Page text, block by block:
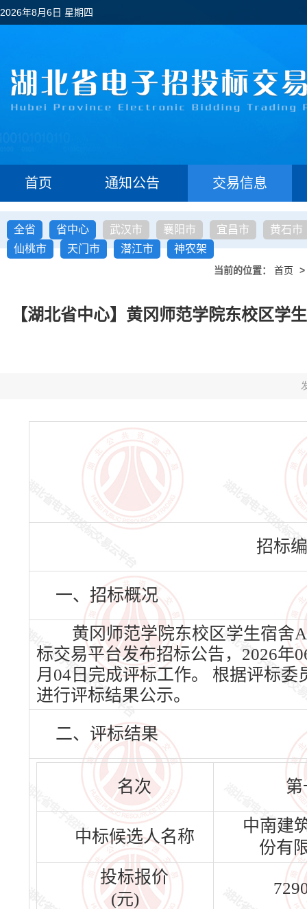
2026年8月6日 星期四
首页 通知公告 交易信息
全省 省中心 武汉市 襄阳市 宜昌市
黄石市
仙桃市
天门市 潜江市 神农架
当前的位置： 首页 >
【湖北省中心】黄冈师范学院东校区学
招标
一、招标概况
黄冈师范学院东校区学生宿舍
标交易平台发布招标公告，2026年
月04日完成评标工作。 根据评标
进行评标结果公示。
二、评标结果
名次 第
中标候选人名称
中南建
份有
投标报价
(元)